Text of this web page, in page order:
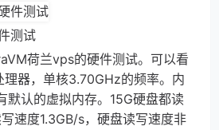
测试
荷兰vps的硬件测试。可以看
器，单核3.70GHz的频率。内
默认的虚拟内存。15G硬盘都读
速度1.3GB/s，硬盘读写速度非